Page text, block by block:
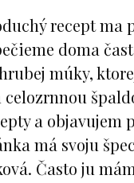
recept ma
doma
múky,
a objavujem
má svoju
Často ju